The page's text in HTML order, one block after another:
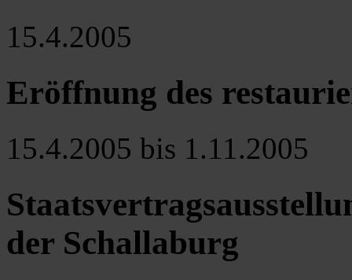
15.4.2005
Eröffnung des
15.4.2005 bis 1.11.2005
der Schallaburg